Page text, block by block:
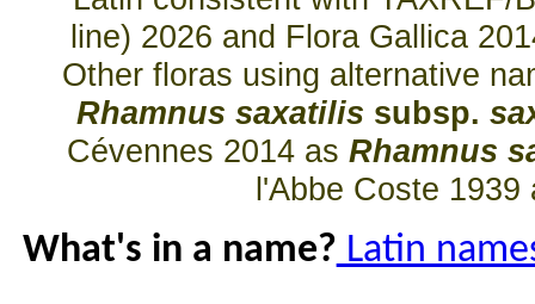
line) 2026 and Flora Gallica
Other floras using alternative
Rhamnus saxatilis subsp.
Cévennes 2014 as Rhamnus
l'Abbe Coste
What's in a name? Latin